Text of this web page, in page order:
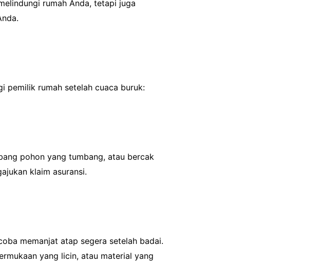
rumah Anda, tetapi juga
pemilik rumah setelah cuaca buruk:
pohon yang tumbang, atau bercak
klaim asuransi.
memanjat atap segera setelah badai.
yang licin, atau material yang